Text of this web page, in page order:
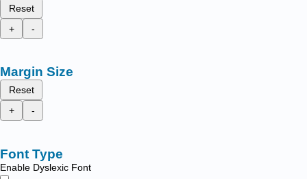
Reset
+
-
Margin Size
Reset
+
-
Font Type
Enable Dyslexic Font